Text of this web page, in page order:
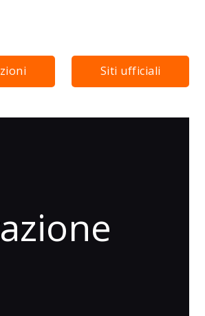
Siti ufficiali